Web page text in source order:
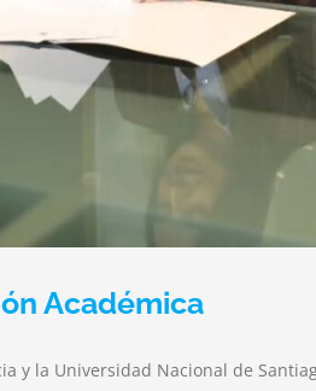
Académica
y la Universidad Nacional de